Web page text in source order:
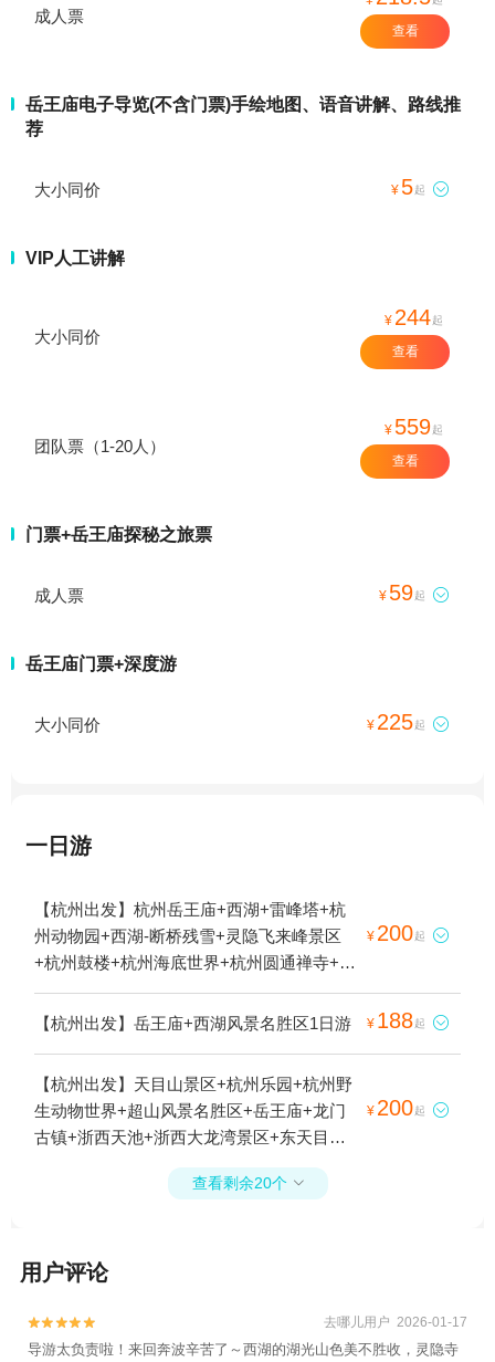
成人票
查看
岳王庙电子导览(不含门票)手绘地图、语音讲解、路线推
荐
大小同价 ¥ 5起 
VIP人工讲解
大小同价
¥ 244起
查看
团队票（1-20人）
¥ 559起
查看
门票+岳王庙探秘之旅票
成人票 ¥ 59起 
岳王庙门票+深度游
大小同价 ¥ 225起 
一日游
【杭州出发】杭州岳王庙+西湖+雷峰塔+杭
州动物园+西湖-断桥残雪+灵隐飞来峰景区
+杭州鼓楼+杭州海底世界+杭州圆通禅寺+西
溪3D奇幻艺术馆+西溪国家湿地公园+杭州黄
龙洞+杭州花圃+杭州体育馆+杭州剧院+杭州
图书馆+西湖文化广场+西溪天堂商业街+西
湖天下景+灵隐寺+西溪印象城极速冰雪世界
+杭州宋城+西溪湿地高庄+杭州君悦酒店+杭
州逸酒店+杭州西溪喜来登度假大酒店+杭州
孔庙+杭州世外桃源+灵隐飞来峰-凉亭+西溪
¥ 200起 
【杭州出发】岳王庙+西湖风景名胜区1日游 ¥ 188起 
【杭州出发】天目山景区+杭州乐园+杭州野
生动物世界+超山风景名胜区+岳王庙+龙门
古镇+浙西天池+浙西大龙湾景区+东天目山
景区+胡雪岩故居+山沟沟景区+富春桃源风
景区+安吉天目山漂流+钱王陵+杭州植物园
湖+大明山景区+瑶琳仙境+临安城遗址+杭州
+清河坊街+浙江大学+花港观鱼公园+断桥残
雪+三潭印月+花港观鱼+南屏晚钟+柳浪闻莺
¥ 200起 
查看剩余20个 
用户评论

 去哪儿用户 2026-01-17
导游太负责啦！来回奔波辛苦了～西湖的湖光山色美不胜收，灵隐寺